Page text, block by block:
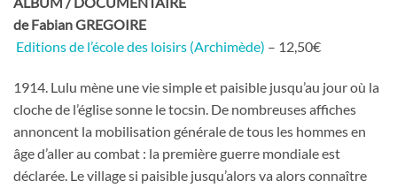
de Fabian GREGOIRE
Editions de l’école des loisirs (Archimède) – 12,50€
1914. Lulu mène une vie simple et paisible jusqu’au jour où la
cloche de l’église sonne le tocsin. De nombreuses affiches
annoncent la mobilisation générale de tous les hommes en
âge d’aller au combat : la première guerre mondiale est
déclarée. Le village si paisible jusqu’alors va alors connaître